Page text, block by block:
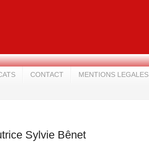
CONTACT MENTIONS LEGALES
Sylvie Bênet